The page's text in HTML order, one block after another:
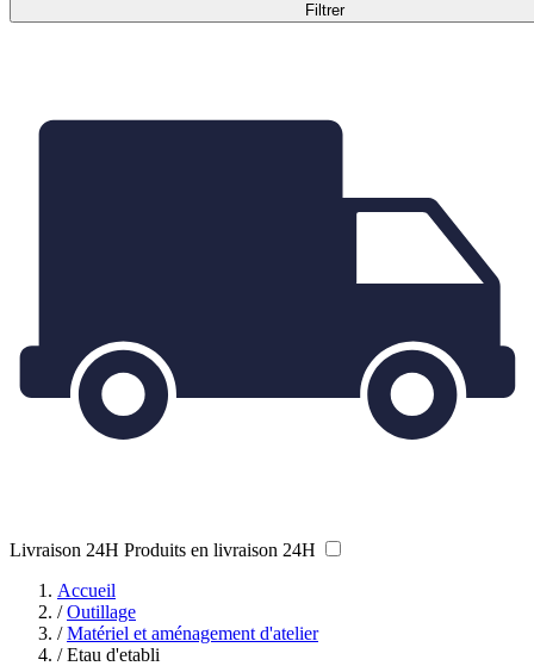
Filtrer
Livraison 24H Produits en livraison 24H
Accueil
/ Outillage
/ Matériel et aménagement d'atelier
/ Etau d'etabli